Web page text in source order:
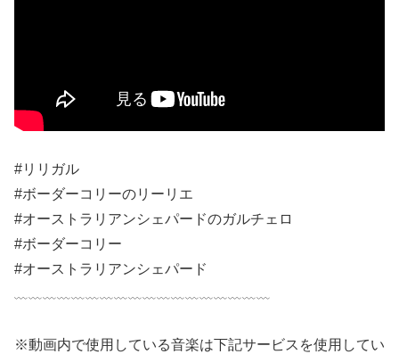
#リリガル
#ボーダーコリーのリーリエ
#オーストラリアンシェパードのガルチェロ
#ボーダーコリー
#オーストラリアンシェパード
﹏﹏﹏﹏﹏﹏﹏﹏﹏﹏﹏﹏﹏﹏﹏﹏﹏﹏
※動画内で使用している音楽は下記サービスを使用してい